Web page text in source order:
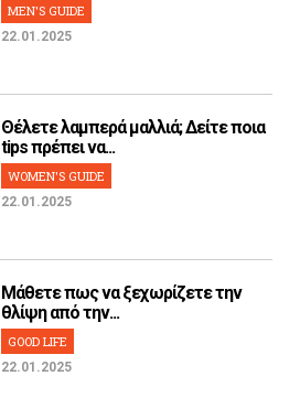
MEN'S GUIDE
22.01.2025
Θέλετε λαμπερά μαλλιά; Δείτε ποια
tips πρέπει να...
WOMEN'S GUIDE
22.01.2025
Μάθετε πως να ξεχωρίζετε την
θλίψη από την...
GOOD LIFE
22.01.2025